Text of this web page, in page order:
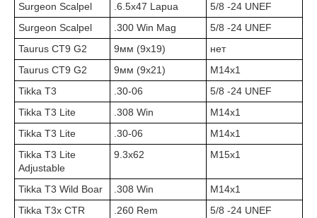
Surgeon Scalpel
.6.5x47 Lapua
5/8 -24 UNEF
Surgeon Scalpel
.300 Win Mag
5/8 -24 UNEF
Taurus CT9 G2
9мм (9х19)
нет
Taurus CT9 G2
9мм (9х21)
M14x1
Tikka T3
.30-06
5/8 -24 UNEF
Tikka T3 Lite
.308 Win
M14x1
Tikka T3 Lite
.30-06
M14x1
Tikka T3 Lite
Adjustable
9.3x62 M15x1
Tikka T3 Wild Boar .308 Win
M14x1
Tikka T3x CTR
.260 Rem
5/8 -24 UNEF